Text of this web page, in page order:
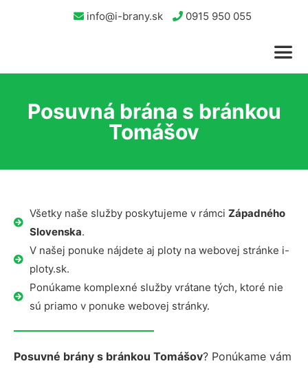
info@i-brany.sk 0915 950 055
Posuvná brána s bránkou
Tomášov
Všetky naše služby poskytujeme v rámci Západného
Slovenska.
V našej ponuke nájdete aj ploty na webovej stránke i-
ploty.sk.
Ponúkame komplexné služby vrátane tých, ktoré nie
sú priamo v ponuke webovej stránky.
Posuvné brány s bránkou Tomášov? Ponúkame vám